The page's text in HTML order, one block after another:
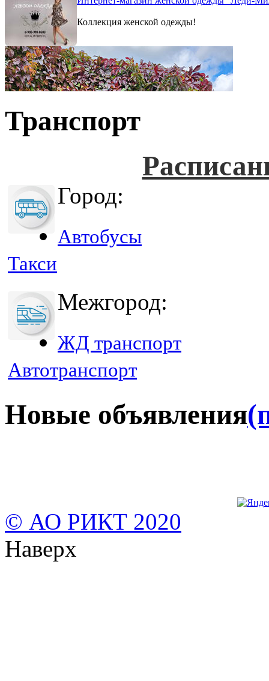
Коллекция женской одежды!
Транспорт
Город:
Автобусы
Такси
Межгород:
ЖД транспорт
Автотранспорт
Новые объявления
© АО РИКТ 2020
Наверх